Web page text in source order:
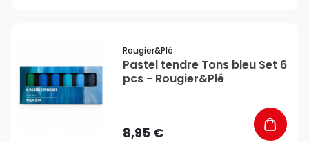
Rougier&plé
Pastel tendre Tons bleu Set 6
pcs - Rougier&Plé
8,95 €